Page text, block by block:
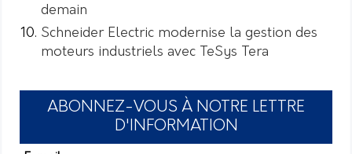
demain
Schneider Electric modernise la gestion des
moteurs industriels avec TeSys Tera
ABONNEZ-VOUS À NOTRE LETTRE
D'INFORMATION